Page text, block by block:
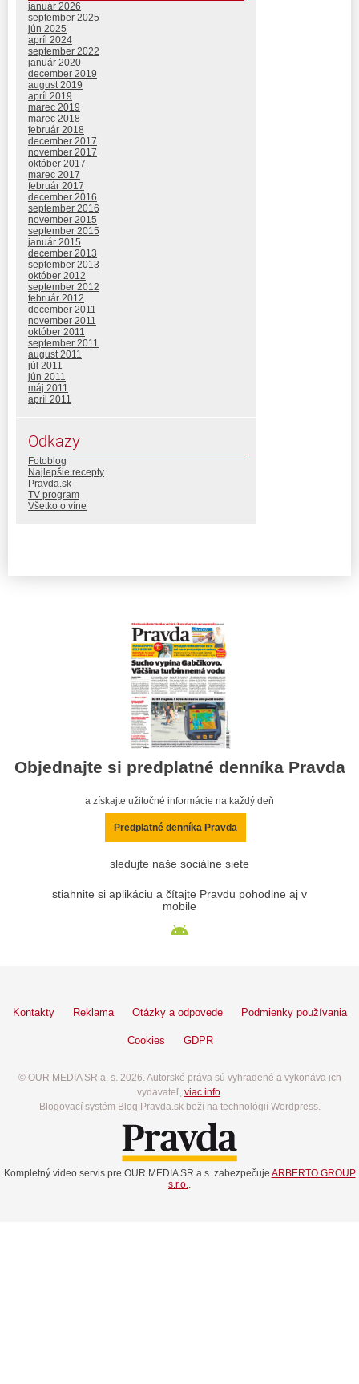
január 2026
september 2025
jún 2025
apríl 2024
september 2022
január 2020
december 2019
august 2019
apríl 2019
marec 2019
marec 2018
február 2018
december 2017
november 2017
október 2017
marec 2017
február 2017
december 2016
september 2016
november 2015
september 2015
január 2015
december 2013
september 2013
október 2012
september 2012
február 2012
december 2011
november 2011
október 2011
september 2011
august 2011
júl 2011
jún 2011
máj 2011
apríl 2011
Odkazy
Fotoblog
Najlepšie recepty
Pravda.sk
TV program
Všetko o víne
Objednajte si predplatné denníka Pravda
a získajte užitočné informácie na každý deň
Predplatné denníka Pravda
sledujte naše sociálne siete
stiahnite si aplikáciu a čítajte Pravdu pohodlne aj v
mobile
Kontakty Reklama Otázky a odpovede Podmienky používania
Cookies GDPR
© OUR MEDIA SR a. s. 2026. Autorské práva sú vyhradené a vykonáva ich
vydavateľ, viac info.
Blogovací systém Blog.Pravda.sk beží na technológií Wordpress.
Kompletný video servis pre OUR MEDIA SR a.s. zabezpečuje ARBERTO GROUP
s.r.o.